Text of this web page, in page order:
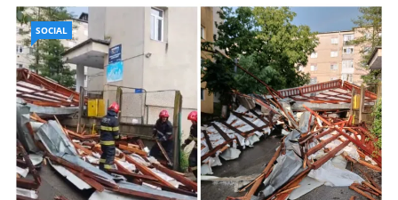
SOCIAL